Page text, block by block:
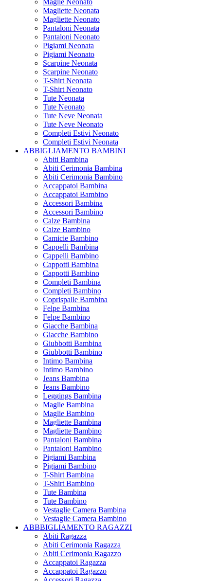
Maglie Neonato
Magliette Neonata
Magliette Neonato
Pantaloni Neonata
Pantaloni Neonato
Pigiami Neonata
Pigiami Neonato
Scarpine Neonata
Scarpine Neonato
T-Shirt Neonata
T-Shirt Neonato
Tute Neonata
Tute Neonato
Tute Neve Neonata
Tute Neve Neonato
Completi Estivi Neonato
Completi Estivi Neonata
ABBIGLIAMENTO BAMBINI
Abiti Bambina
Abiti Cerimonia Bambina
Abiti Cerimonia Bambino
Accappatoi Bambina
Accappatoi Bambino
Accessori Bambina
Accessori Bambino
Calze Bambina
Calze Bambino
Camicie Bambino
Cappelli Bambina
Cappelli Bambino
Cappotti Bambina
Cappotti Bambino
Completi Bambina
Completi Bambino
Coprispalle Bambina
Felpe Bambina
Felpe Bambino
Giacche Bambina
Giacche Bambino
Giubbotti Bambina
Giubbotti Bambino
Intimo Bambina
Intimo Bambino
Jeans Bambina
Jeans Bambino
Leggings Bambina
Maglie Bambina
Maglie Bambino
Magliette Bambina
Magliette Bambino
Pantaloni Bambina
Pantaloni Bambino
Pigiami Bambina
Pigiami Bambino
T-Shirt Bambina
T-Shirt Bambino
Tute Bambina
Tute Bambino
Vestaglie Camera Bambina
Vestaglie Camera Bambino
ABBBIGLIAMENTO RAGAZZI
Abiti Ragazza
Abiti Cerimonia Ragazza
Abiti Cerimonia Ragazzo
Accappatoi Ragazza
Accappatoi Ragazzo